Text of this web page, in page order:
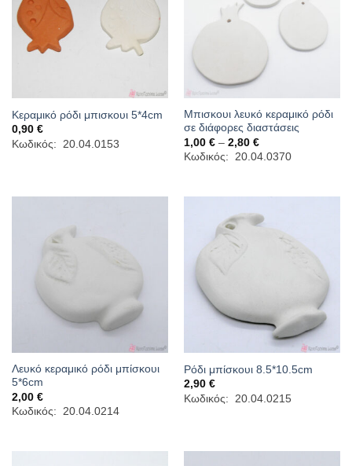
Κεραμικό ρόδι μπισκουι 5*4cm
0,90 €
Κωδικός: 20.04.0153
Μπισκουι λευκό κεραμικό ρόδι
σε διάφορες διαστάσεις
1,00 € – 2,80 €Price
range:
1,00 €
Κωδικός: 20.04.0370
Λευκό κεραμικό ρόδι μπίσκουι
5*6cm
2,00 €
Κωδικός: 20.04.0214
Ρόδι μπίσκουι 8.5*10.5cm
2,90 €
Κωδικός: 20.04.0215